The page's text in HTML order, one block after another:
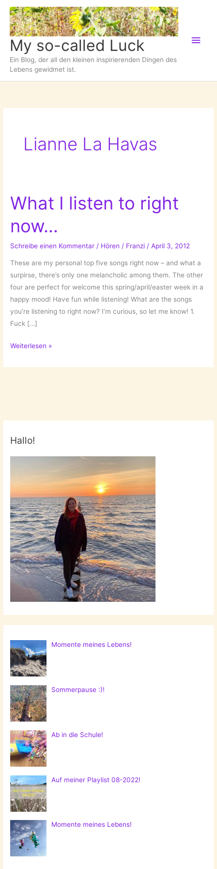
Zum
Inhalt
springen
My so-called Luck
Ein Blog, der all den kleinen inspirierenden Dingen des
Lebens gewidmet ist.
Lianne La Havas
What I listen to right
now…
Schreibe einen Kommentar / Hören / Franzi /April 3, 2012
These are my personal top five songs right now – and what a
surpirse, there’s only one melancholic among them. The other
four are perfect for welcome this spring/april/easter week in a
happy mood! Have fun while listening! What are the songs
you’re listening to right now? I’m curious, so let me know! 1.
Fuck […]
What
listen
Weiterlesen »
Hallo!
Momente meines Lebens!
Sommerpause :)!
Ab in die Schule!
Auf meiner Playlist 08-2022!
Momente meines Lebens!